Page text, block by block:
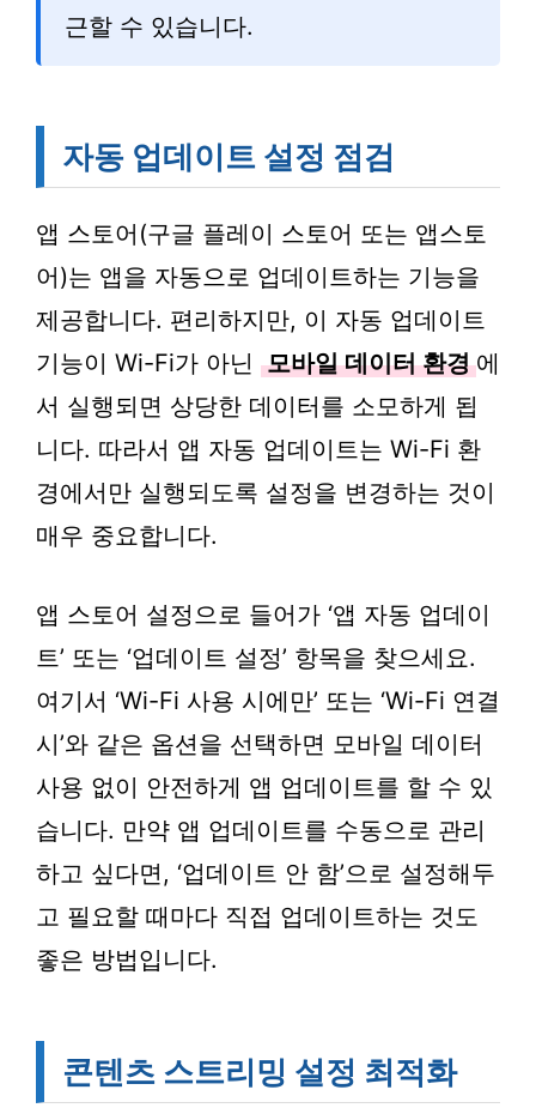
근할 수 있습니다.
자동 업데이트 설정 점검
앱 스토어(구글 플레이 스토어 또는 앱스토
어)는 앱을 자동으로 업데이트하는 기능을
제공합니다. 편리하지만, 이 자동 업데이트
기능이 Wi-Fi가 아닌 모바일 데이터 환경 에
서 실행되면 상당한 데이터를 소모하게 됩
니다. 따라서 앱 자동 업데이트는 Wi-Fi 환
경에서만 실행되도록 설정을 변경하는 것이
매우 중요합니다.
앱 스토어 설정으로 들어가 ‘앱 자동 업데이
트’ 또는 ‘업데이트 설정’ 항목을 찾으세요.
여기서 ‘Wi-Fi 사용 시에만’ 또는 ‘Wi-Fi 연결
시’와 같은 옵션을 선택하면 모바일 데이터
사용 없이 안전하게 앱 업데이트를 할 수 있
습니다. 만약 앱 업데이트를 수동으로 관리
하고 싶다면, ‘업데이트 안 함’으로 설정해두
고 필요할 때마다 직접 업데이트하는 것도
좋은 방법입니다.
콘텐츠 스트리밍 설정 최적화